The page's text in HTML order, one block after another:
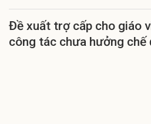
Đề xuất trợ cấp cho giáo
công tác chưa hưởng chế